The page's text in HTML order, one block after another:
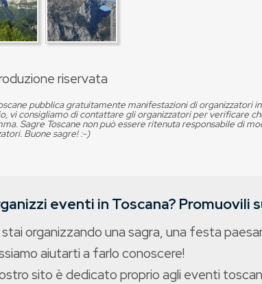
riservata
pubblica gratuitamente manifestazioni di organizzatori
vi consigliamo di contattare gli organizzatori per verificare
Sagre Toscane non può essere ritenuta responsabile di
Buone sagre! :-)
eventi in Toscana? Promuovili
organizzando una sagra, una festa
aiutarti a farlo conoscere!
sito è dedicato proprio agli eventi